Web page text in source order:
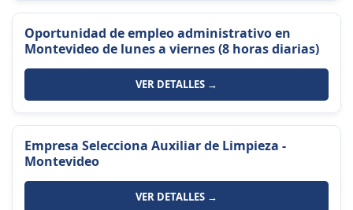
Oportunidad de empleo administrativo en
Montevideo de lunes a viernes (8 horas diarias)
VER DETALLES →
Empresa Selecciona Auxiliar de Limpieza -
Montevideo
VER DETALLES →